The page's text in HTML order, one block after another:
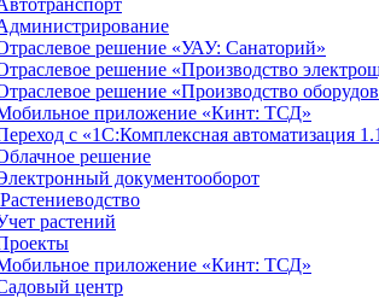
решение «УАУ: Санаторий»
решение «Производство
решение «Производство
приложение «Кинт: ТСД»
с «1С:Комплексная автоматизация
решение
документооборот
растений
приложение «Кинт: ТСД»
центр